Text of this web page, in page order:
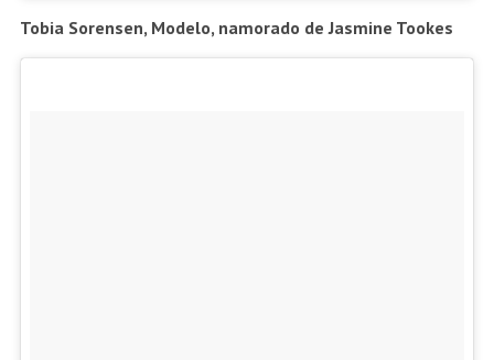
Tobia Sorensen, Modelo, namorado de Jasmine Tookes